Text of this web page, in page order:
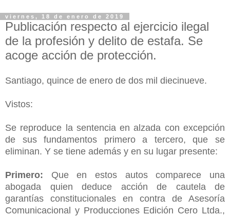
viernes, 18 de enero de 2019
Publicación respecto al ejercicio ilegal
de la profesión y delito de estafa. Se
acoge acción de protección.
Santiago, quince de enero de dos mil diecinueve.
Vistos:
Se reproduce la sentencia en alzada con excepción
de sus fundamentos primero a tercero, que se
eliminan. Y se tiene además y en su lugar presente:
Primero: Que en estos autos comparece una
abogada quien deduce acción de cautela de
garantías constitucionales en contra de Asesoría
Comunicacional y Producciones Edición Cero Ltda.,